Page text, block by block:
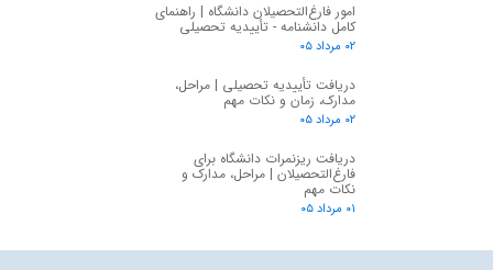
امور فارغ‌التحصیلان دانشگاه | راهنمای
کامل دانشنامه - تأییدیه تحصیلی
۰۲ مرداد ۰۵
دریافت تأییدیه تحصیلی | مراحل،
مدارک، زمان و نکات مهم
۰۲ مرداد ۰۵
دریافت ریزنمرات دانشگاه برای
فارغ‌التحصیلان | مراحل، مدارک و
نکات مهم
۰۱ مرداد ۰۵